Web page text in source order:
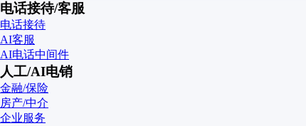
电话接待/客服
电话接待
AI客服
AI电话中间件
人工/AI电销
金融/保险
房产/中介
企业服务